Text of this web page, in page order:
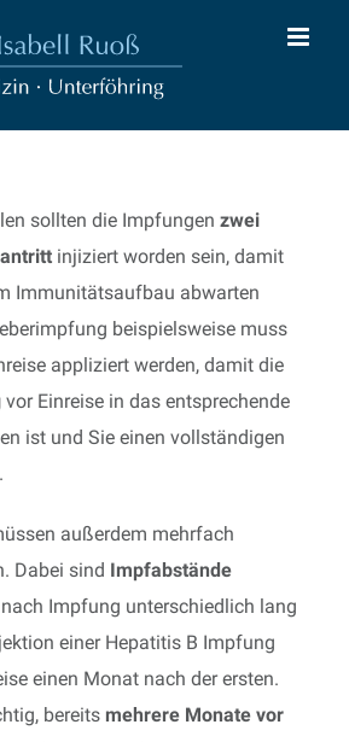
sollten die Impfungen zwei
injiziert worden sein, damit
Immunitätsaufbau abwarten
beispielsweise muss
appliziert werden, damit die
vor Einreise in das entsprechende
ist und Sie einen vollständigen
außerdem mehrfach
Dabei sind Impfabstände
Impfung unterschiedlich lang
einer Hepatitis B Impfung
einen Monat nach der ersten.
bereits mehrere Monate vor